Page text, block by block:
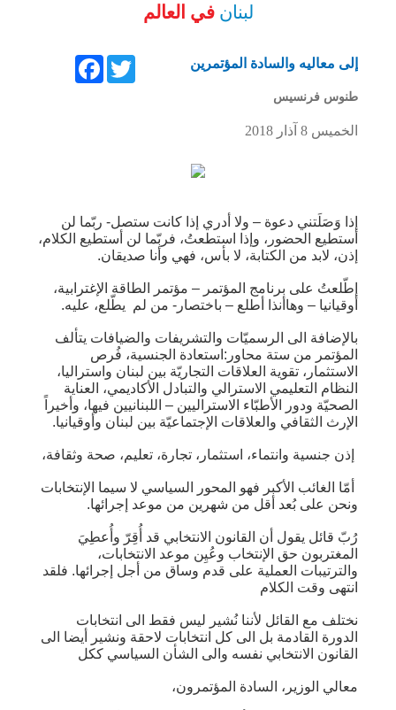
لبنان في العالم
FacebookTwitter إلى معاليه والسادة المؤتمرين
طنوس فرنسيس
الخميس 8 آذار 2018
إذا وَصَلَتني دعوة – ولا أدري إذا كانت ستصل- ربّما لن
أستطيع الحضور، وإذا استطعتُ، فربّما لن أستطيع الكلام،
إذن، لابد من الكتابة، لا بأس، فهي وأنا صديقان.
إطّلعتُ على برنامج المؤتمر – مؤتمر الطاقة الإغترابية،
أوقيانيا – وهاأنذا أطلع – باختصار- من لم يطّلع، عليه.
بالإضافة الى الرسميّات والتشريفات والضيافات يتألف
المؤتمر من ستة محاور:استعادة الجنسية، فُرص
الاستثمار، تقوية العلاقات التجاريّة بين لبنان واستراليا،
النظام التعليمي الاسترالي والتبادل الأكاديمي، العناية
الصحيّة ودور الأطبّاء الاستراليين – اللبنانيين فيها، وأخيراً
الإرث الثقافي والعلاقات الإجتماعيّة بين لبنان وأوقيانيا.
إذن جنسية وانتماء، استثمار، تجارة، تعليم، صحة وثقافة،
أمّا الغائب الأكبر فهو المحور السياسي لا سيما الإنتخابات
ونحن على بُعد أقل من شهرين من موعد إجرائها.
رُبّ قائل يقول أن القانون الانتخابي قد أُقِرّ وأُعطِيَ
المغتربون حق الإنتخاب وعُيِن موعد الانتخابات،
والترتيبات العملية على قدم وساق من أجل إجرائها. فلقد
انتهى وقت الكلام
نختلف مع القائل لأننا نُشير ليس فقط الى انتخابات
الدورة القادمة بل الى كل انتخابات لاحقة ونشير أيضا الى
القانون الانتخابي نفسه والى الشأن السياسي ككل
معالي الوزير، السادة المؤتمرون،